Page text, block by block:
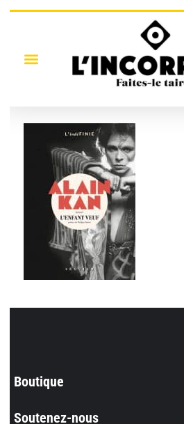
Boutique
Soutenez-nous